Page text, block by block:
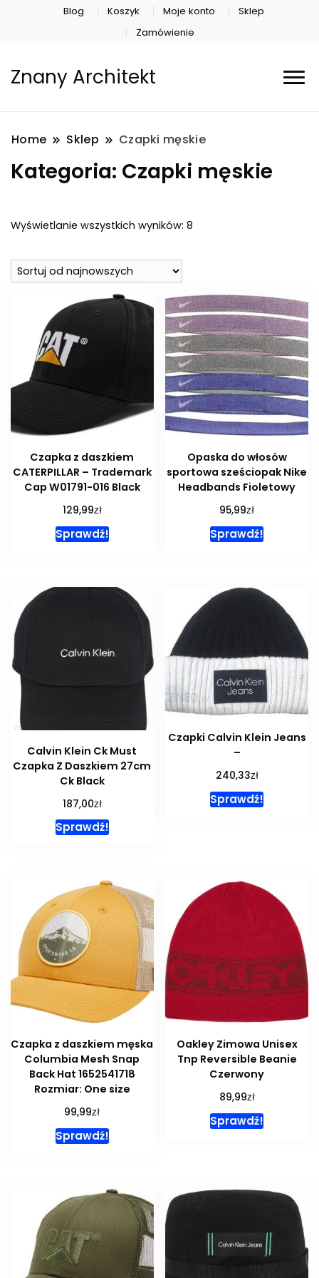
Blog Koszyk Moje konto
Sklep
Zamówienie
Znany Architekt
Home Sklep Czapki męskie
Kategoria: Czapki męskie
Wyświetlanie wszystkich wyników: 8
Czapka z daszkiem
CATERPILLAR – Trademark
Cap W01791-016 Black
129,99zł
Sprawdź!
Opaska do włosów
sportowa sześciopak Nike
Headbands Fioletowy
95,99zł
Sprawdź!
Calvin Klein Ck Must
Czapka Z Daszkiem 27cm
Ck Black
187,00zł
Sprawdź!
Czapki Calvin Klein Jeans
–
240,33zł
Sprawdź!
Czapka z daszkiem męska
Columbia Mesh Snap
Back Hat 1652541718
Rozmiar: One size
99,99zł
Sprawdź!
Oakley Zimowa Unisex
Tnp Reversible Beanie
Czerwony
89,99zł
Sprawdź!